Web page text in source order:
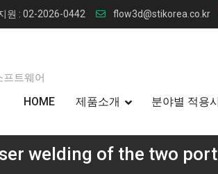
원 : 02-2026-0442 flow3d@stikorea.co.kr
트웨어
HOME 제품소개 분야별 적용
welding of the two